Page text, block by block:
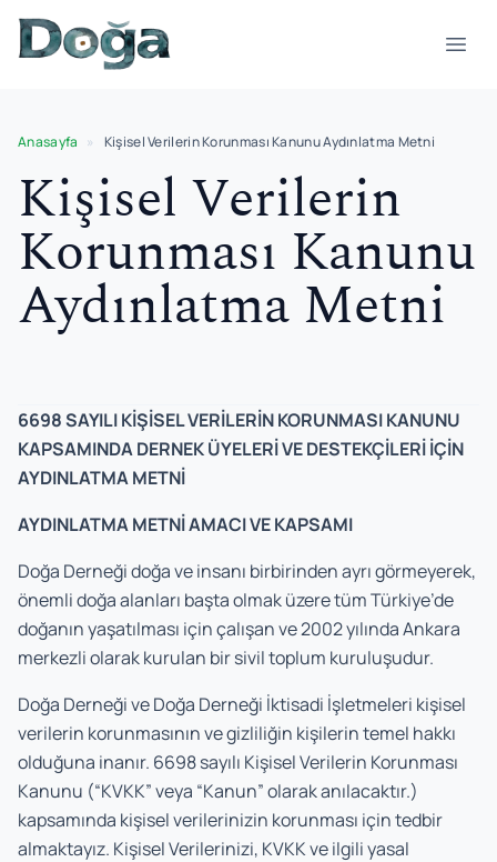
Skip to content
Anasayfa » Kişisel Verilerin Korunması Kanunu Aydınlatma Metni
Kişisel Verilerin
Korunması Kanunu
Aydınlatma Metni
6698 SAYILI KİŞİSEL VERİLERİN KORUNMASI KANUNU
KAPSAMINDA DERNEK ÜYELERİ VE DESTEKÇİLERİ İÇİN
AYDINLATMA METNİ
AYDINLATMA METNİ AMACI VE KAPSAMI
Doğa Derneği doğa ve insanı birbirinden ayrı görmeyerek,
önemli doğa alanları başta olmak üzere tüm Türkiye’de
doğanın yaşatılması için çalışan ve 2002 yılında Ankara
merkezli olarak kurulan bir sivil toplum kuruluşudur.
Doğa Derneği ve Doğa Derneği İktisadi İşletmeleri kişisel
verilerin korunmasının ve gizliliğin kişilerin temel hakkı
olduğuna inanır. 6698 sayılı Kişisel Verilerin Korunması
Kanunu (“KVKK” veya “Kanun” olarak anılacaktır.)
kapsamında kişisel verilerinizin korunması için tedbir
almaktayız. Kişisel Verilerinizi, KVKK ve ilgili yasal